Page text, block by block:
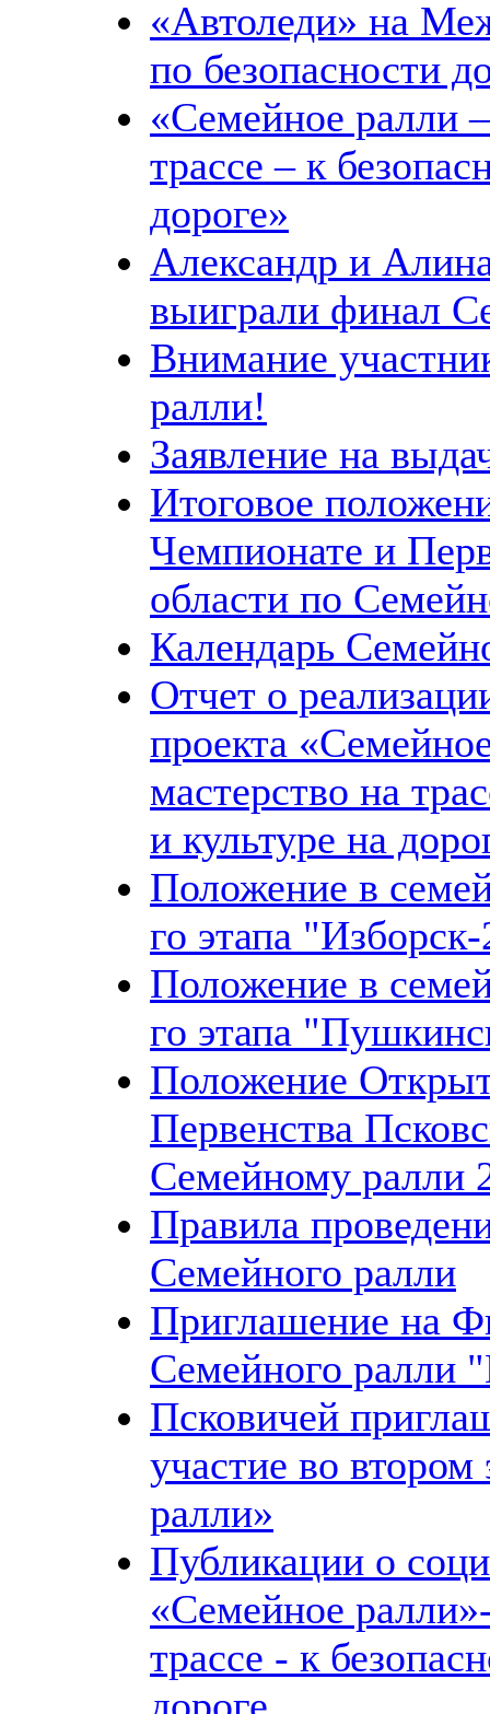
«Автоледи» на
по безопасности
«Семейное ралли
трассе – к
дороге»
Александр и
выиграли финал
Внимание
ралли!
Заявление на
Итоговое
Чемпионате и
области по
Календарь
Отчет о
проекта
мастерство на
и культуре на
Положение в
го этапа
Положение в
го этапа
Положение
Первенства
Семейному ралли
Правила
Cемейного ралли
Приглашение на
Семейного ралли
Псковичей
участие во
ралли»
Публикации о
«Семейное
трассе - к
дороге.